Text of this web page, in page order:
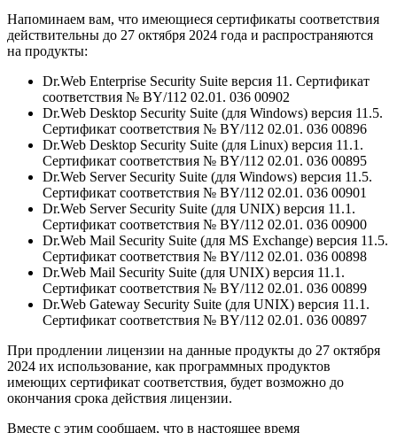
Напоминаем вам, что имеющиеся сертификаты соответствия
действительны до 27 октября 2024 года и распространяются
на продукты:
Dr.Web Enterprise Security Suite версия 11. Сертификат
соответствия № BY/112 02.01. 036 00902
Dr.Web Desktop Security Suite (для Windows) версия 11.5.
Сертификат соответствия № BY/112 02.01. 036 00896
Dr.Web Desktop Security Suite (для Linux) версия 11.1.
Сертификат соответствия № BY/112 02.01. 036 00895
Dr.Web Server Security Suite (для Windows) версия 11.5.
Сертификат соответствия № BY/112 02.01. 036 00901
Dr.Web Server Security Suite (для UNIX) версия 11.1.
Сертификат соответствия № BY/112 02.01. 036 00900
Dr.Web Mail Security Suite (для MS Exchange) версия 11.5.
Сертификат соответствия № BY/112 02.01. 036 00898
Dr.Web Mail Security Suite (для UNIX) версия 11.1.
Сертификат соответствия № BY/112 02.01. 036 00899
Dr.Web Gateway Security Suite (для UNIX) версия 11.1.
Сертификат соответствия № BY/112 02.01. 036 00897
При продлении лицензии на данные продукты до 27 октября
2024 их использование, как программных продуктов
имеющих сертификат соответствия, будет возможно до
окончания срока действия лицензии.
Вместе с этим сообщаем, что в настоящее время